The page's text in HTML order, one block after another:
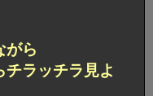
がら
ラッチラ見よ